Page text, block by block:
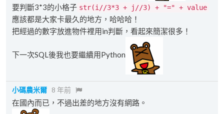
要判斷3*3的小格子 str(i//3*3 + j//3) + "=" + value
應該都是大家卡最久的地方，哈哈哈！
把經過的數字放進物件裡用in判斷，看起來簡潔很多！
下一次SQL後我也要繼續用Python
小碼農米爾 8 年前
在國內而已，不過出差的地方沒有網路。